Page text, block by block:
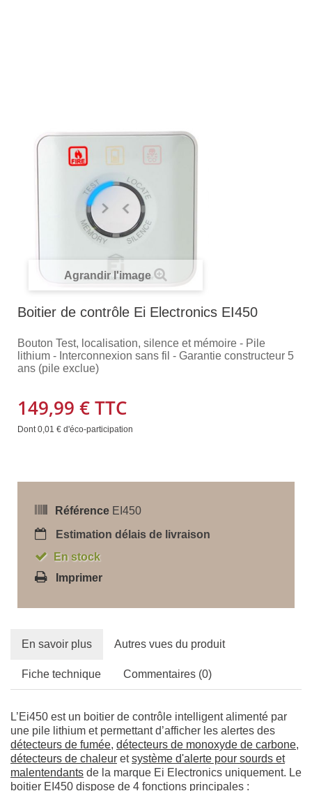
Agrandir l'image
Boitier de contrôle Ei Electronics EI450
Bouton Test, localisation, silence et mémoire - Pile
lithium - Interconnexion sans fil - Garantie constructeur 5
ans (pile exclue)
149,99 €TTC
Dont0,01 € d'éco-participation
Référence EI450
Estimation délais de livraison
En stock
Imprimer
En savoir plus Autres vues du produit
Fiche technique Commentaires (0)
L’Ei450 est un boitier de contrôle intelligent alimenté par
une pile lithium et permettant d’afficher les alertes des
détecteurs de fumée, détecteurs de monoxyde de carbone,
détecteurs de chaleur etsystème d'alerte pour sourds et
malentendants de la marque Ei Electronics uniquement. Le
boitier EI450 dispose de 4 fonctions principales :